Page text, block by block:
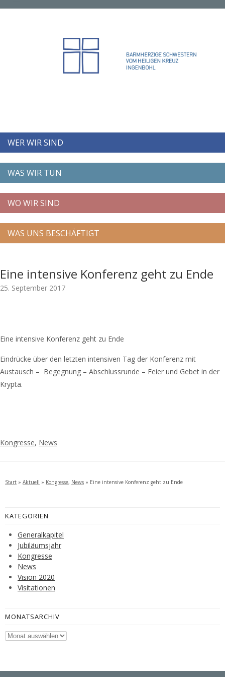
WER WIR SIND
WAS WIR TUN
WO WIR SIND
WAS UNS BESCHÄFTIGT
Eine intensive Konferenz geht zu Ende
25. September 2017
Eine intensive Konferenz geht zu Ende
Eindrücke über den letzten intensiven Tag der Konferenz mit
Austausch – Begegnung – Abschlussrunde – Feier und Gebet in der
Krypta.
Kongresse, News
Start » Aktuell » Kongresse, News » Eine intensive Konferenz geht zu Ende
KATEGORIEN
Generalkapitel
Jubiläumsjahr
Kongresse
News
Vision 2020
Visitationen
MONATSARCHIV
Monatsarchiv